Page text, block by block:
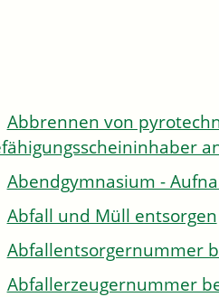
Abbrennen von
Abendgymnasium -
Abfall und Müll entsorgen
Abfallentsorgernummer
Abfallerzeugernummer